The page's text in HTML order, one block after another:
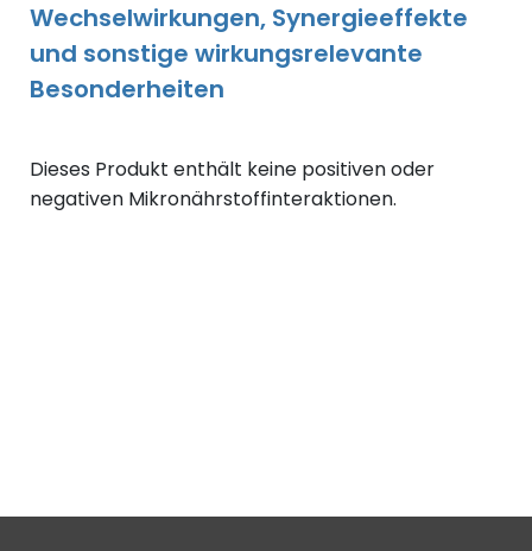
Wechselwirkungen, Synergieeffekte
und sonstige wirkungsrelevante
Besonderheiten
Dieses Produkt enthält keine positiven oder
negativen Mikronährstoffinteraktionen.